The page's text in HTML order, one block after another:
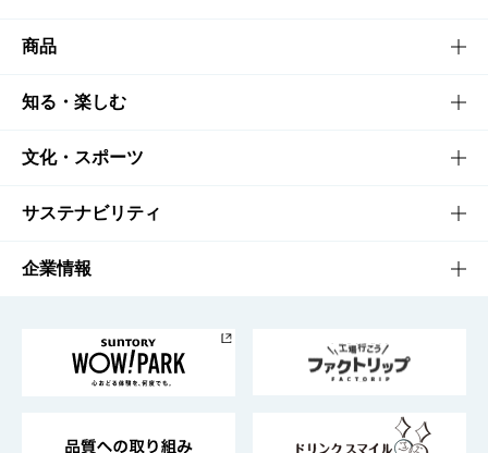
商品
商品TOP
商品一覧
商品発売情報
栄養成分一覧
知る・楽しむ
知る・楽しむTOP
キャンペーン
工場見学
地域情報
文化・スポーツ
文化・スポーツTOP
サントリーホール
サントリーサンバーズ大阪
サステナビリティ
サステナビリティTOP
サントリーが考えるサステナビリティ経営
企業情報
企業概要